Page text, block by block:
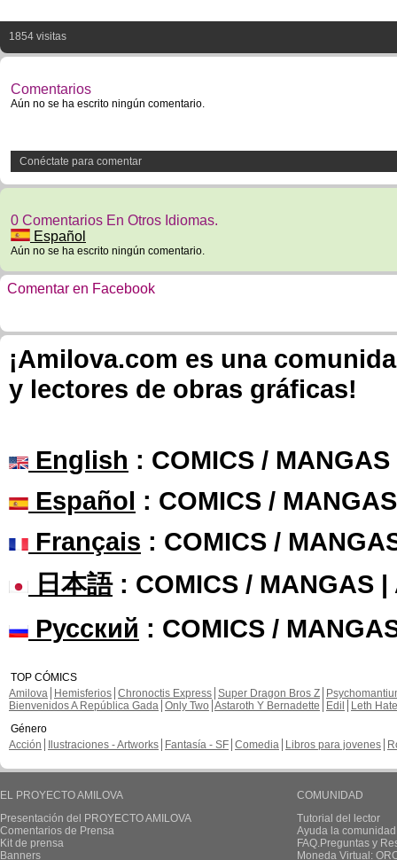
1854 visitas
Comentarios
Aún no se ha escrito ningún comentario.
Conéctate para comentar
0 Comentarios En Otros Idiomas.
Español
Aún no se ha escrito ningún comentario.
Comentar en Facebook
¡Amilova.com es una
y lectores de obras gráficas!
English : COMICS /
Español : COMICS /
Français : COMICS /
日本語: COMICS / MANGAS |
Русский : COMICS /
TOP CÓMICS
Amilova
Hemisferios Chronoctis Express Super Dragon Bros Z
Bienvenidos A República Gada Only Two Astaroth Y Bernadette Edil
Leth Hate
Género
Acción
Ilustraciones - Artworks Fantasía - SF Comedia Libros para jovenes
EL PROYECTO AMILOVA
Presentación del PROYECTO AMILOVA
Comentarios de Prensa
Kit de prensa
Banners
COMUNIDAD
Tutorial del lector
Ayuda la
FAQ.Preguntas y
Moneda Virtual: